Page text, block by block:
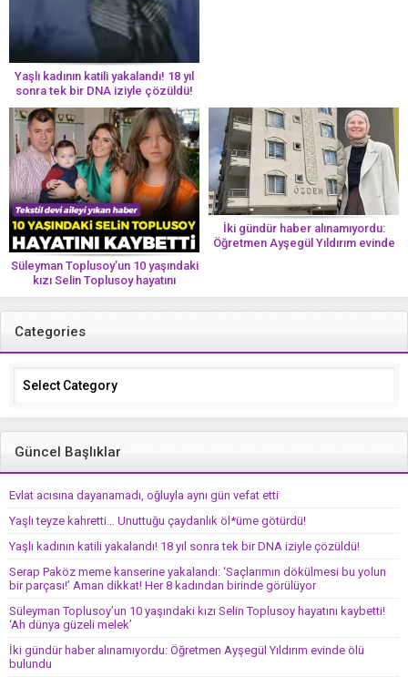
Yaşlı kadının katili yakalandı! 18 yıl
sonra tek bir DNA iziyle çözüldü!
Süleyman Toplusoy’un 10 yaşındaki
kızı Selin Toplusoy hayatını
kaybetti! ‘Ah dünya güzeli melek’
İki gündür haber alınamıyordu:
Öğretmen Ayşegül Yıldırım evinde
Categories
Categories
Güncel Başlıklar
Evlat acısına dayanamadı, oğluyla aynı gün vefat etti
Yaşlı teyze kahretti… Unuttuğu çaydanlık öl*üme götürdü!
Yaşlı kadının katili yakalandı! 18 yıl sonra tek bir DNA iziyle çözüldü!
Serap Paköz meme kanserine yakalandı: ‘Saçlarımın dökülmesi bu yolun
bir parçası!’ Aman dikkat! Her 8 kadından birinde görülüyor
Süleyman Toplusoy’un 10 yaşındaki kızı Selin Toplusoy hayatını kaybetti!
‘Ah dünya güzeli melek’
İki gündür haber alınamıyordu: Öğretmen Ayşegül Yıldırım evinde ölü
bulundu